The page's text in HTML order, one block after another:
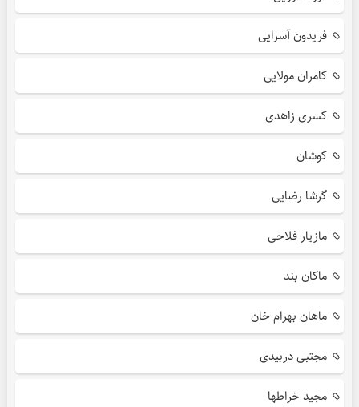
فریدون آسرایی
کامران مولایی
کسری زاهدی
کوشان
گرشا رضایی
مازیار فلاحی
ماکان بند
ماهان بهرام خان
مجتبی دربیدی
مجید خراطها